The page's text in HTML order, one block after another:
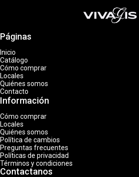
Páginas
Inicio
Catálogo
Cómo comprar
Locales
Quiénes somos
Contacto
Información
Cómo comprar
Locales
Quiénes somos
Política de cambios
Preguntas frecuentes
Políticas de privacidad
Términos y condiciones
Contactanos